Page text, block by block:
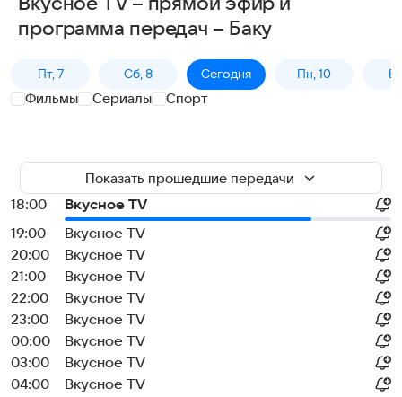
программа передач – Баку
Пт, 7 Сб, 8 Сегодня Пн, 10
Фильмы Сериалы Спорт
Показать прошедшие передачи
18:00
Вкусное TV
19:00
Вкусное TV
20:00
Вкусное TV
21:00
Вкусное TV
22:00
Вкусное TV
23:00
Вкусное TV
00:00
Вкусное TV
03:00
Вкусное TV
04:00
Вкусное TV